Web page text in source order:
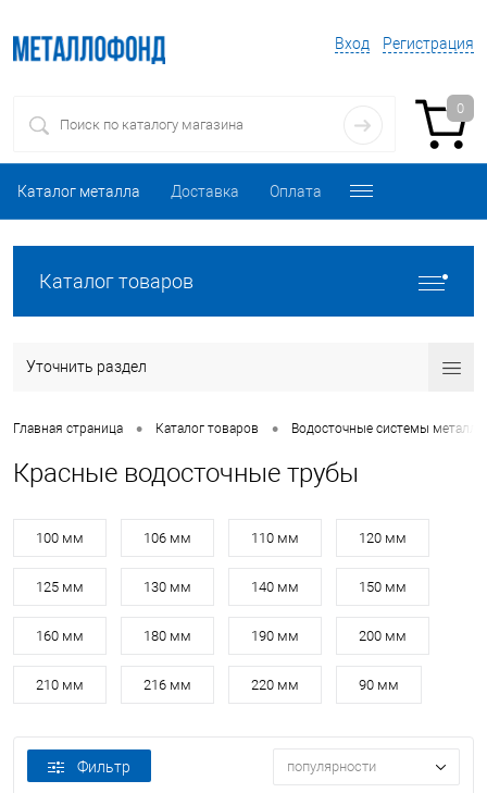
Вход Регистрация
0
Каталог металла Доставка Оплата
Каталог товаров
Уточнить раздел
Главная страница • Каталог товаров • Водосточные системы
Красные водосточные трубы
100 мм 106 мм 110 мм 120 мм
125 мм 130 мм 140 мм 150 мм
160 мм 180 мм 190 мм 200 мм
210 мм 216 мм 220 мм 90 мм
Фильтр популярности